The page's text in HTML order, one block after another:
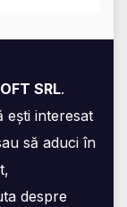
SRL.
ești interesat
să aduci în
despre